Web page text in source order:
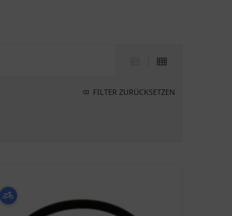
FILTER ZURÜCKSETZEN